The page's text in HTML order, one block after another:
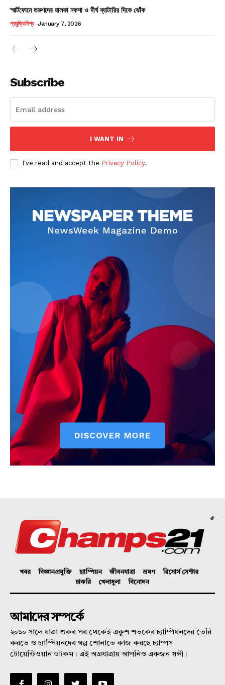
Company
About
Subscription Plans
My account
স্মার্টফোনে তরুণদের হালকা নকশা ও দীর্ঘ ব্যাটারির দিকে ঝোঁক
প্রযুক্তিবিশ্ব January 7, 2026
Subscribe
I WANT IN
I've read and accept the Privacy Policy.
©
খবর বিজ্ঞানপ্রযুক্তি চ্যাম্পিয়ন জীবনযাত্রা ভ্রমণ
রিসোর্স সেন্টার
চাকরি
খেলাধুলা বিনোদন
আমাদের সম্পর্কে
২০১০ সালে যাত্রা শুরুর পর থেকেই একুশ শতকের চ্যাম্পিয়নদের তৈরি
করতে ও চ্যাম্পিয়নদের গল্প শোনাতে কাজ করছে চ্যাম্পস
টোয়েন্টিওয়ান ডটকম। এই অগ্রযাত্রায় আপনিও একজন সঙ্গী।